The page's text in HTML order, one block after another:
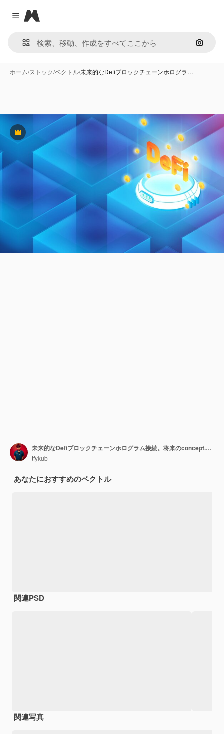
Close menu
Magnific
画像で
ホーム/ストック/ベクトル/未来的なDefiブロックチェーンホログラ…
Premium
未来的なDefiブロックチェーンホログラム接続。将来のconcept.Vectorとイラスト
tfykub
あなたにおすすめのベクトル
関連PSD
関連写真